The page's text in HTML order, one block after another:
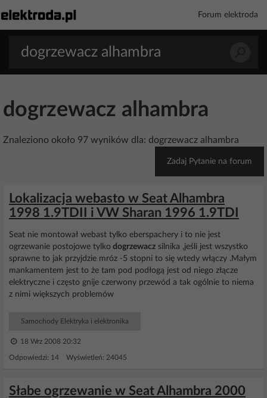
Forum elektroda
dogrzewacz alhambra
Znaleziono około 97 wyników dla: dogrzewacz alhambra
Zadaj Pytanie na forum
Lokalizacja webasto w Seat Alhambra
1998 1.9TDII i VW Sharan 1996 1.9TDI
Seat nie montował webast tylko eberspachery i to nie jest
ogrzewanie postojowe tylko dogrzewacz silnika ,jeśli jest wszystko
sprawne to jak przyjdzie mróz -5 stopni to się wtedy włączy .Małym
mankamentem jest to że tam pod podłogą jest od niego złącze
elektryczne i często gnije czerwony przewód a tak ogólnie to niema
z nimi większych problemów
Samochody Elektryka i elektronika
18 Wrz 2008 20:32
Odpowiedzi: 14 Wyświetleń: 24045
Słabe ogrzewanie w Seat Alhambra 2000